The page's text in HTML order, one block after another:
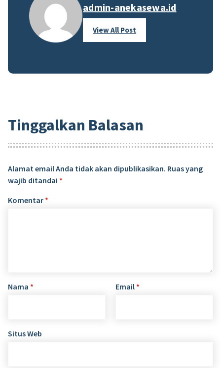
admin-anekasewa.id
View All Post
Tinggalkan Balasan
Alamat email Anda tidak akan dipublikasikan. Ruas yang
wajib ditandai *
Komentar *
Nama * Email *
Situs Web